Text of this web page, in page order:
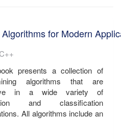
for Modern
presents a collection of
algorithms that are
in a wide variety of
and classification
All algorithms include an